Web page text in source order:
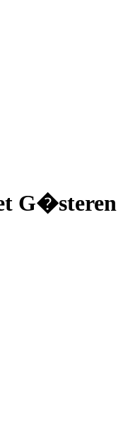
G�steren